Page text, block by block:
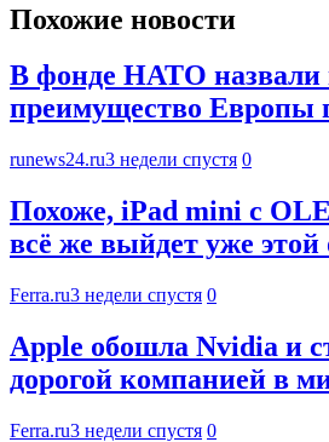
Похожие новости
В фонде НАТО назвали
преимущество Европы
runews24.ru3 недели спустя 0
Похоже, iPad mini с
всё же выйдет уже этой
Ferra.ru3 недели спустя 0
Apple обошла Nvidia и
дорогой компанией в
Ferra.ru3 недели спустя 0